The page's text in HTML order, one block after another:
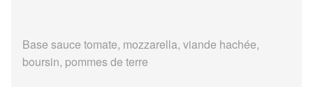
Base sauce tomate, mozzarella, viande hachée,
boursin, pommes de terre